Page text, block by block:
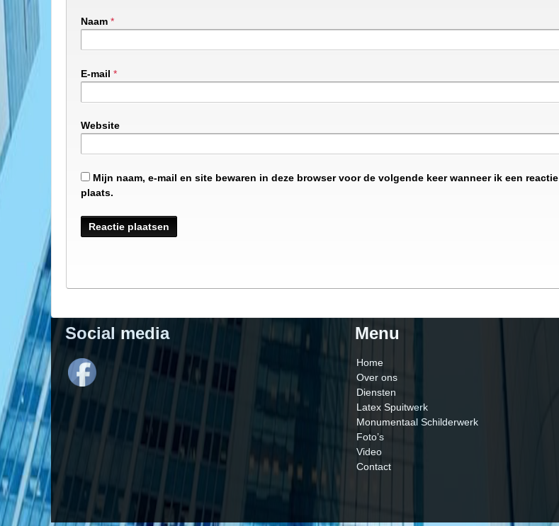
Naam *
E-mail *
Website
Mijn naam, e-mail en site bewaren in deze browser voor de volgende keer wanneer ik een reactie
plaats.
Social media Menu
Home
Over ons
Diensten
Latex Spuitwerk
Monumentaal Schilderwerk
Foto’s
Video
Contact